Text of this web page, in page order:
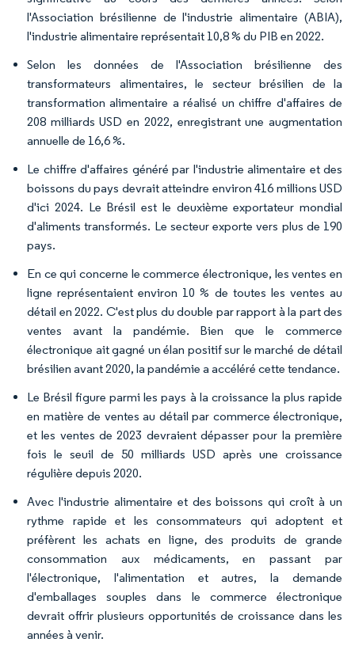
l'Association brésilienne de l'industrie alimentaire (ABIA),
l'industrie alimentaire représentait 10,8 % du PIB en 2022.
Selon les données de l'Association brésilienne des
transformateurs alimentaires, le secteur brésilien de la
transformation alimentaire a réalisé un chiffre d'affaires de
208 milliards USD en 2022, enregistrant une augmentation
annuelle de 16,6 %.
Le chiffre d'affaires généré par l'industrie alimentaire et des
boissons du pays devrait atteindre environ 416 millions USD
d'ici 2024. Le Brésil est le deuxième exportateur mondial
d'aliments transformés. Le secteur exporte vers plus de 190
pays.
En ce qui concerne le commerce électronique, les ventes en
ligne représentaient environ 10 % de toutes les ventes au
détail en 2022. C'est plus du double par rapport à la part des
ventes avant la pandémie. Bien que le commerce
électronique ait gagné un élan positif sur le marché de détail
brésilien avant 2020, la pandémie a accéléré cette tendance.
Le Brésil figure parmi les pays à la croissance la plus rapide
en matière de ventes au détail par commerce électronique,
et les ventes de 2023 devraient dépasser pour la première
fois le seuil de 50 milliards USD après une croissance
régulière depuis 2020.
Avec l'industrie alimentaire et des boissons qui croît à un
rythme rapide et les consommateurs qui adoptent et
préfèrent les achats en ligne, des produits de grande
consommation aux médicaments, en passant par
l'électronique, l'alimentation et autres, la demande
d'emballages souples dans le commerce électronique
devrait offrir plusieurs opportunités de croissance dans les
années à venir.